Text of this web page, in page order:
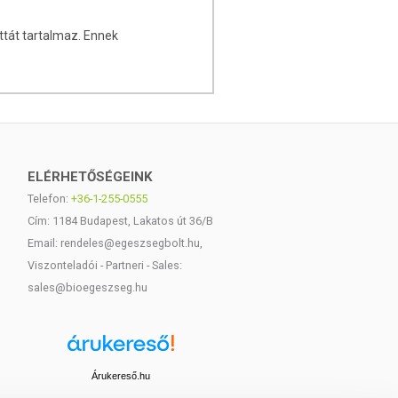
tartalmaz. Ennek
ELÉRHETŐSÉGEINK
Telefon: +36-1-255-0555
Cím: 1184 Budapest, Lakatos út 36/B
Email: rendeles@egeszsegbolt.hu,
Viszonteladói - Partneri - Sales:
sales@bioegeszseg.hu
Árukereső.hu